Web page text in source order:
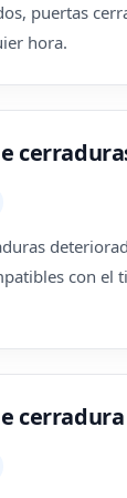
puertas
hora.
con el